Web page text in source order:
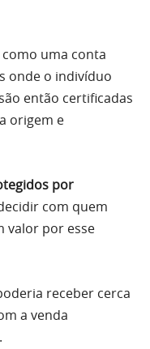
uma conta
onde o indivíduo
então certificadas
origem e
por
com quem
valor por esse
receber cerca
a venda